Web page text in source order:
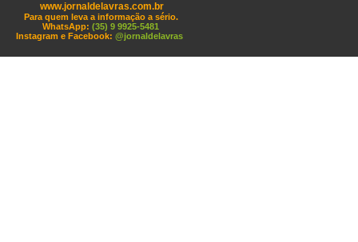
www.jornaldelavras.com.br
Para quem leva a informação a sério.
WhatsApp: (35) 9 9925-5481
Instagram e Facebook: @jornaldelavras